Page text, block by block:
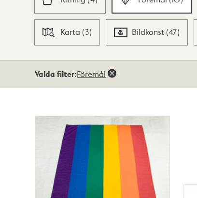
Karta (3) Bildkonst (47)
Valda filter:Föremål